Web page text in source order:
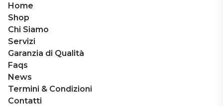
Home
Shop
Chi Siamo
Servizi
Garanzia di Qualità
Faqs
News
Termini & Condizioni
Contatti